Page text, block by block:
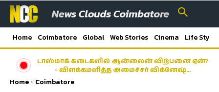
Home Coimbatore Global Web Stories Cinema Life Style
டாஸ்மாக் கடைகளில் ஆன்லைன் விற்பனை ஏன்?
- விளக்கமளித்த அமைச்சர் விக்னேஷ்…
Home Coimbatore